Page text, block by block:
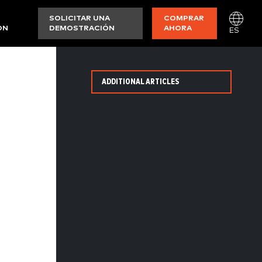
SOLICITAR UNA
DEMOSTRACIÓN
COMPRAR
AHORA
ES
ADDITIONAL ARTICLES